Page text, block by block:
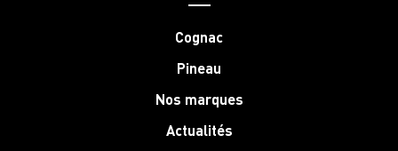
Cognac
Pineau
Nos marques
Actualités